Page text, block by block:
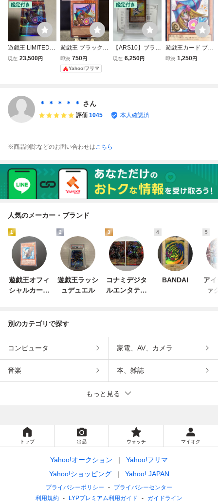
鑑定付き
遊戯王 LIMITED P
ACK -STAMP EDI
ークレット ワン
オーナー品
現在 23,500円
遊戯王 ブラック
マジシャン ガール
STAMP EDITION
LIMITED PACK LP
即決 750円
Yahoo!フリマ
鑑定付き
【ARS10】ブラッ
ク・マジシャン・
現在 6,250円
遊戯王カード ブラ
ック・マジシャ
即決 1,250円
＊ ＊ ＊ ＊ ＊ さん
評価 1045 本人確認済
※商品削除などのお問い合わせはこちら
人気のメーカー・ブランド
1
遊戯王オフィ
シャルカード
ズ
2
遊戯王ラッシ
ュデュエル
3
コナミデジタ
ルエンタテイ
4
BANDAI
5
ア
ァ
別のカテゴリで探す
コンピュータ 家電、AV、カメラ
音楽 本、雑誌
もっと見る
トップ 出品 ウォッチ マイオク
Yahoo!オークション
Yahoo!フリマ
Yahoo!ショッピング
Yahoo! JAPAN
プライバシーポリシー
プライバシーセンター
利用規約
LYPプレミアム利用ガイド ガイドライン